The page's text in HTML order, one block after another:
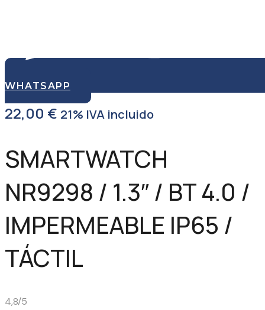
WHATSAPP
22,00 € 21% IVA incluido
SMARTWATCH
NR9298 / 1.3″ / BT 4.0 /
IMPERMEABLE IP65 /
TÁCTIL
4,8/5